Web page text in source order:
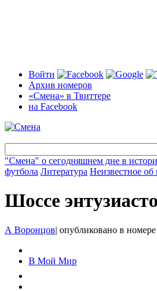
Войти
Архив номеров
«Смена» в Твиттере
на Facebook
"Смена" о сегодняшнем дне в
футбола Литература Неизвестное об
Шоссе
А Воронцов| опубликовано в номере
В Мой Мир